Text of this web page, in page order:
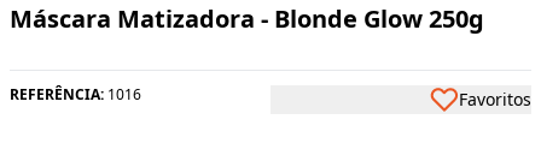
Máscara Matizadora - Blonde Glow 250g
REFERÊNCIA: 1016 Favoritos